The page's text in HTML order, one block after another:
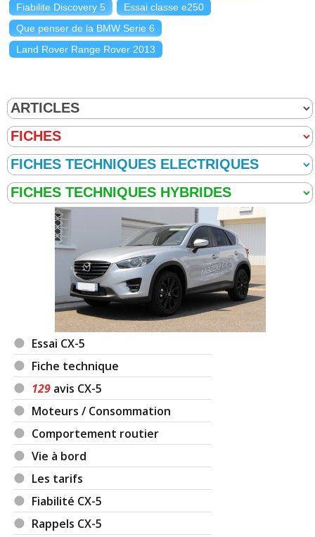
Fiabilite Discovery 5
Essai classe e250
Que penser de la BMW Serie 6
Land Rover Range Rover 2013
Essai CX-5
Fiche technique
129 avis CX-5
Moteurs / Consommation
Comportement routier
Vie à bord
Les tarifs
Fiabilité CX-5
Rappels CX-5